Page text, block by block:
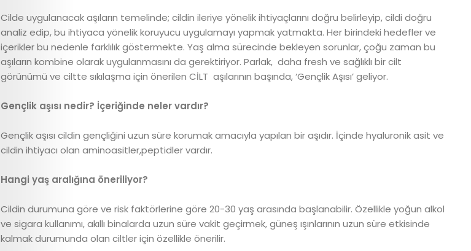
E
dergi
Çocuk
Sağlığı
Çocuk
Cilde uygulanacak aşıların temelinde; cildin ileriye yönelik ihtiyaçlarını doğru belirleyip, cildi doğru
analiz edip, bu ihtiyaca yönelik koruyucu uygulamayı yapmak yatmakta. Her birindeki hedefler ve
içerikler bu nedenle farklılık göstermekte. Yaş alma sürecinde bekleyen sorunlar, çoğu zaman bu
aşıların kombine olarak uygulanmasını da gerektiriyor. Parlak, daha fresh ve sağlıklı bir cilt
görünümü ve ciltte sıkılaşma için önerilen CİLT aşılarının başında, ‘Gençlik Aşısı’ geliyor.
Gençlik aşısı nedir? İçeriğinde neler vardır?
Gençlik aşısı cildin gençliğini uzun süre korumak amacıyla yapılan bir aşıdır. İçinde hyaluronik asit ve
cildin ihtiyacı olan aminoasitler,peptidler vardır.
Hangi yaş aralığına öneriliyor?
Cildin durumuna göre ve risk faktörlerine göre 20-30 yaş arasında başlanabilir. Özellikle yoğun alkol
ve sigara kullanımı, akıllı binalarda uzun süre vakit geçirmek, güneş ışınlarının uzun süre etkisinde
kalmak durumunda olan ciltler için özellikle önerilir.